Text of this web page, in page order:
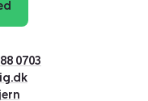
0703